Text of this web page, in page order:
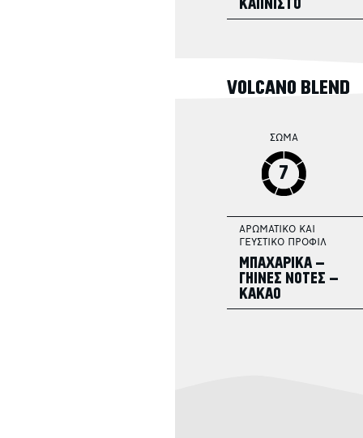
ΚΑΠΝΙΣΤΟ
VOLCANO BLEND
ΣΩΜΑ
7
ΑΡΩΜΑΤΙΚΟ ΚΑΙ
ΓΕΥΣΤΙΚΟ ΠΡΟΦΙΛ
ΜΠΑΧΑΡΙΚΑ –
ΓΗΙΝΕΣ ΝΟΤΕΣ –
ΚΑΚΑΟ